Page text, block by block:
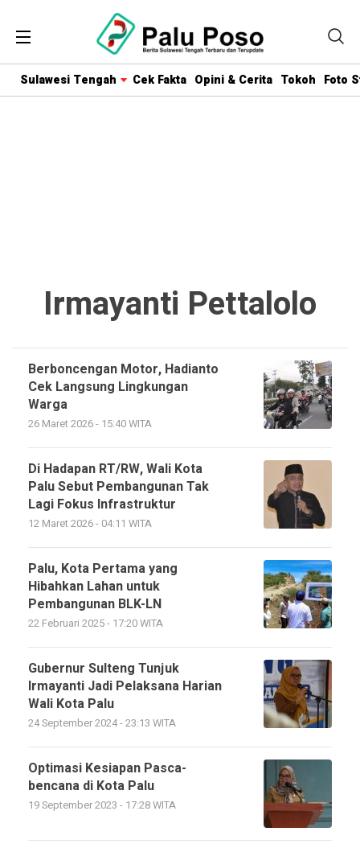
Sulawesi Tengah Cek Fakta Opini & Cerita Tokoh Foto
Irmayanti Pettalolo
Berboncengan Motor, Hadianto
Cek Langsung Lingkungan
Warga
26 Maret 2026 - 15:40 WITA
Di Hadapan RT/RW, Wali Kota
Palu Sebut Pembangunan Tak
Lagi Fokus Infrastruktur
12 Maret 2026 - 04:11 WITA
Palu, Kota Pertama yang
Hibahkan Lahan untuk
Pembangunan BLK-LN
22 Februari 2025 - 17:20 WITA
Gubernur Sulteng Tunjuk
Irmayanti Jadi Pelaksana Harian
Wali Kota Palu
24 September 2024 - 23:13 WITA
Optimasi Kesiapan Pasca-
bencana di Kota Palu
19 September 2023 - 17:28 WITA